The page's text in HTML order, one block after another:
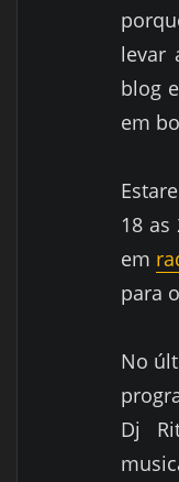
levar
blog
em
18 as
em
para
No
Dj